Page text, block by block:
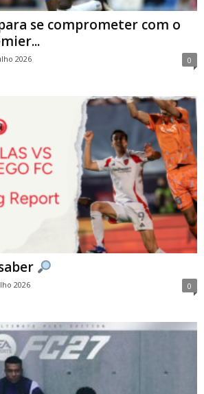
se comprometer com o
2026 0
2026 0